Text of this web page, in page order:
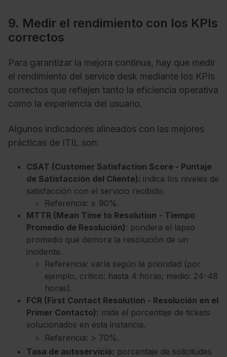
9. Medir el rendimiento con los KPIs
correctos
Para garantizar la mejora continua, hay que medir
el rendimiento del service desk mediante los KPIs
correctos que reflejen tanto la eficiencia operativa
como la experiencia del usuario.
Algunos indicadores alineados con las mejores
prácticas de ITIL son:
CSAT (Customer Satisfaction Score - Puntaje
de Satisfacción del Cliente): indica los niveles de
satisfacción con el servicio recibido.
Referencia: ≥ 90%.
MTTR (Mean Time to Resolution - Tiempo
Promedio de Resolución): pondera el lapso
promedio que demora la resolución de un
incidente.
Referencia: varía según la prioridad (por
ejemplo, crítico: hasta 4 horas; medio: 24-48
horas).
FCR (First Contact Resolution - Resolución en el
Primer Contacto): mide el porcentaje de tickets
solucionados en esta instancia.
Referencia: > 70%.
Tasa de autoservicio: porcentaje de solicitudes